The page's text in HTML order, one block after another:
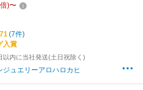
倍)〜
(7件)
入賞
以内に当社発送(土日祝除く)
ジュエリーアロハロカヒ